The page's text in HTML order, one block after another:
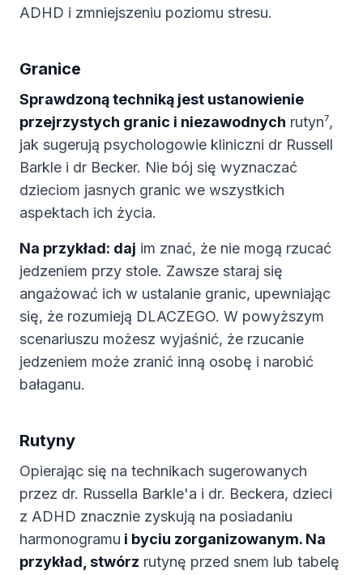
ADHD i zmniejszeniu poziomu stresu.
Granice
Sprawdzoną techniką jest ustanowienie
przejrzystych granic i niezawodnych rutyn⁷,
jak sugerują psychologowie kliniczni dr Russell
Barkle i dr Becker. Nie bój się wyznaczać
dzieciom jasnych granic we wszystkich
aspektach ich życia.
Na przykład: daj im znać, że nie mogą rzucać
jedzeniem przy stole. Zawsze staraj się
angażować ich w ustalanie granic, upewniając
się, że rozumieją DLACZEGO. W powyższym
scenariuszu możesz wyjaśnić, że rzucanie
jedzeniem może zranić inną osobę i narobić
bałaganu.
Rutyny
Opierając się na technikach sugerowanych
przez dr. Russella Barkle'a i dr. Beckera, dzieci
z ADHD znacznie zyskują na posiadaniu
harmonogramu i byciu zorganizowanym. Na
przykład, stwórz rutynę przed snem lub tabelę